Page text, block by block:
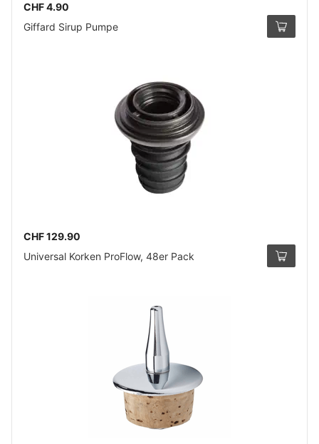
CHF 4.90
Giffard Sirup Pumpe
CHF 129.90
Universal Korken ProFlow, 48er Pack